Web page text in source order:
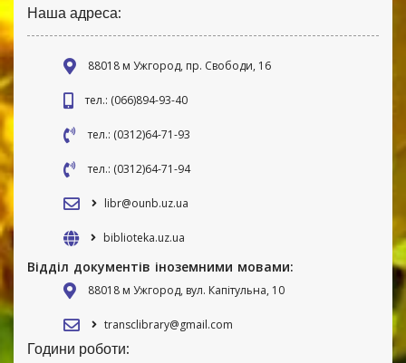
Наша адреса:
88018 м Ужгород, пр. Свободи, 16
тел.: (066)894-93-40
тел.: (0312)64-71-93
тел.: (0312)64-71-94
libr@ounb.uz.ua
biblioteka.uz.ua
Відділ документів іноземними мовами:
88018 м Ужгород, вул. Капітульна, 10
transclibrary@gmail.com
Години роботи: